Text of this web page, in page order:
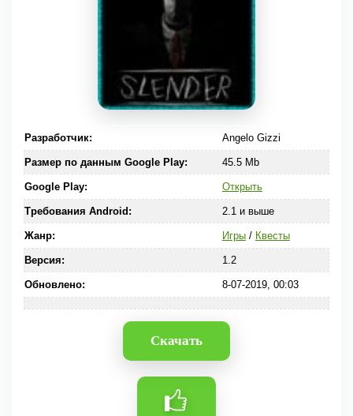
Разработчик: Angelo Gizzi
Размер по данным Google Play: 45.5 Mb
Google Play: Открыть
Требования Android: 2.1 и выше
Жанр: Игры/ Квесты
Версия: 1.2
Обновлено: 8-07-2019, 00:03
Скачать